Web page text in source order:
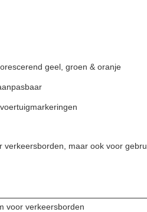
geel, groen & oranje
maar ook voor
voor verkeersborden